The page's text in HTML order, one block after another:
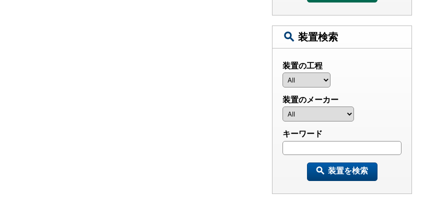
装置検索
装置の工程
装置のメーカー
キーワード
装置を検索